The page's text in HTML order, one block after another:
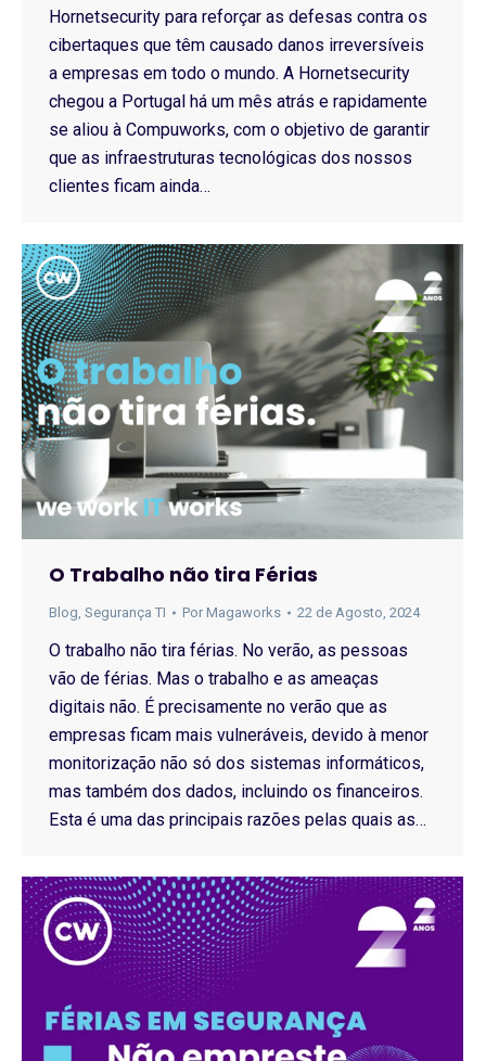
Hornetsecurity para reforçar as defesas contra os
cibertaques que têm causado danos irreversíveis
a empresas em todo o mundo. A Hornetsecurity
chegou a Portugal há um mês atrás e rapidamente
se aliou à Compuworks, com o objetivo de garantir
que as infraestruturas tecnológicas dos nossos
clientes ficam ainda…
O Trabalho não tira Férias
Blog Segurança TI Por Magaworks 22 de Agosto, 2024
O trabalho não tira férias. No verão, as pessoas
vão de férias. Mas o trabalho e as ameaças
digitais não. É precisamente no verão que as
empresas ficam mais vulneráveis, devido à menor
monitorização não só dos sistemas informáticos,
mas também dos dados, incluindo os financeiros.
Esta é uma das principais razões pelas quais as…